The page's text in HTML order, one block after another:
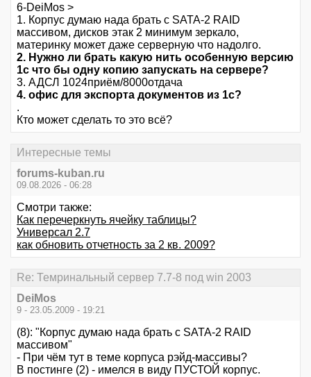
6-DeiMos >
1. Корпус думаю нада брать с SATA-2 RAID
массивом, дисков этак 2 минимум зеркало,
материнку может даже серверную что надолго.
2. Нужно ли брать какую нить особенную версию
1с что бы одну копию запускать на сервере?
3. АДСЛ 1024приём/8000отдача
4. офис для экспорта документов из 1с?
.
Кто может сделать то это всё?
Интересные темы
forums-kuban.ru
09.08.2026 - 06:28
Смотри также:
Как перечеркнуть ячейку таблицы?
Универсал 2.7
как обновить отчетность за 2 кв. 2009?
Re: Темринальный сервер 7.7-8 под win 2003
DeiMos
9 - 23.05.2009 - 19:21
(8): "Корпус думаю нада брать с SATA-2 RAID
массивом"
- При чём тут в теме корпуса рэйд-массивы?
В постинге (2) - имелся в виду ПУСТОЙ корпус.